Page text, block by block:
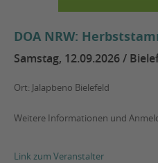
DOA NRW:
Samstag, 12.09.2026 /
Ort: Jalapbeno Bielefeld
Weitere Informationen und
Link zum Veranstalter